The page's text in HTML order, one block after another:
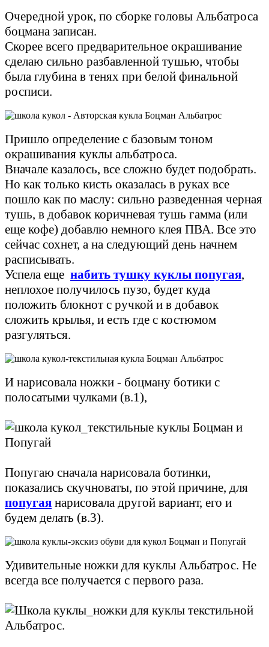
Очередной урок, по сборке головы Альбатроса
боцмана записан.
Скорее всего предварительное окрашивание
сделаю сильно разбавленной тушью, чтобы
была глубина в тенях при белой финальной
росписи.
Пришло определение с базовым тоном
окрашивания куклы альбатроса.
Вначале казалось, все сложно будет подобрать.
Но как только кисть оказалась в руках все
пошло как по маслу: сильно разведенная черная
тушь, в добавок коричневая тушь гамма (или
еще кофе) добавлю немного клея ПВА. Все это
сейчас сохнет, а на следующий день начнем
расписывать.
Успела еще набить тушку куклы попугая,
неплохое получилось пузо, будет куда
положить блокнот с ручкой и в добавок
сложить крылья, и есть где с костюмом
разгуляться.
И нарисовала ножки - боцману ботики с
полосатыми чулками (в.1),
Попугаю сначала нарисовала ботинки,
показались скучноваты, по этой причине, для
попугая нарисовала другой вариант, его и
будем делать (в.3).
Удивительные ножки для куклы Альбатрос. Не
всегда все получается с первого раза.